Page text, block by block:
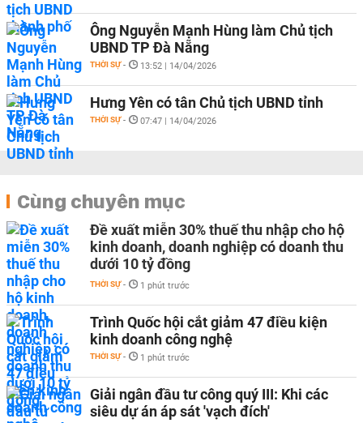
Ông Nguyễn Mạnh Hùng làm Chủ tịch
UBND TP Đà Nẵng
THỜI SỰ - 13:52 | 14/04/2026
Hưng Yên có tân Chủ tịch UBND tỉnh
THỜI SỰ - 07:47 | 14/04/2026
Cùng chuyên mục
Đề xuất miễn 30% thuế thu nhập cho hộ
kinh doanh, doanh nghiệp có doanh thu
dưới 10 tỷ đồng
THỜI SỰ - 1 phút trước
Trình Quốc hội cắt giảm 47 điều kiện
kinh doanh công nghệ
THỜI SỰ - 1 phút trước
Giải ngân đầu tư công quý III: Khi các
siêu dự án áp sát 'vạch đích'